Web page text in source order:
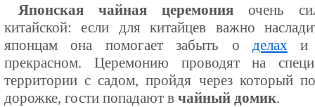
Японская чайная церемония очень
китайской: если для китайцев важно
японцам она помогает забыть о делахи
прекрасном. Церемонию проводят на
территории с садом, пройдя через который
дорожке, гости попадают в чайный домик.